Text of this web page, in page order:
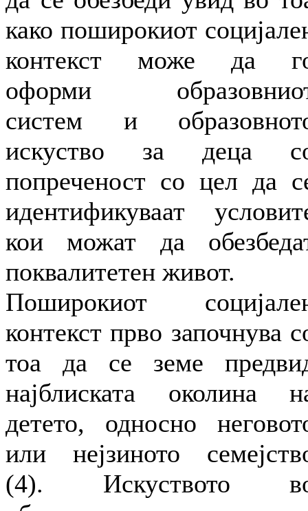
како поширокиот
контекст може да
оформи
систем и
искуство за деца
попреченост со цел да
идентификуваат
кои можат да
поквалитетен живот.
Поширокиот
контекст прво започнува
тоа да се земе
најблиската околина
детето, односно
или нејзиното
(4). Искуството